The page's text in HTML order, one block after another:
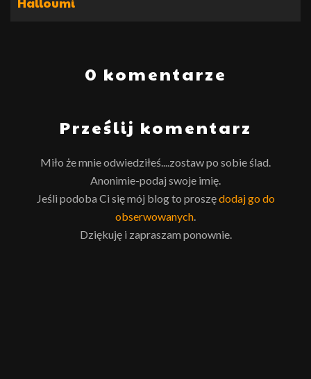
0 komentarze
Prześlij komentarz
Miło że mnie odwiedziłeś....zostaw po sobie ślad.
Anonimie-podaj swoje imię.
Jeśli podoba Ci się mój blog to proszędodaj go do
obserwowanych
Dziękuję i zapraszam ponownie.